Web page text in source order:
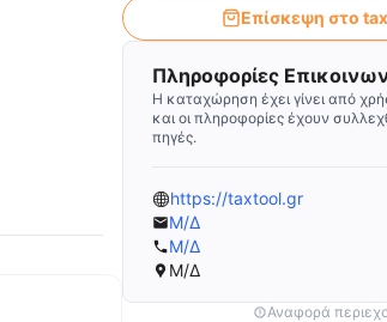
Επίσκεψη στο
Πληροφορίες
Η καταχώρηση έχει γίνει από
και οι πληροφορίες έχουν
πηγές.
https://taxtool.gr
Μ/Δ
Μ/Δ
Μ/Δ
Αναφορά